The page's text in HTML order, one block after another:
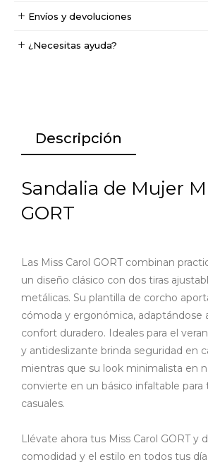
Envíos y devoluciones
¿Necesitas ayuda?
Descripción
Sandalia de Mujer
GORT
Las Miss Carol GORT combinan
un diseño clásico con dos tiras
metálicas. Su plantilla de corcho
cómoda y ergonómica, adaptándose
confort duradero. Ideales para el
y antideslizante brinda seguridad en
mientras que su look minimalista en
convierte en un básico infaltable
casuales.
Llévate ahora tus Miss Carol GORT y
comodidad y el estilo en todos tus